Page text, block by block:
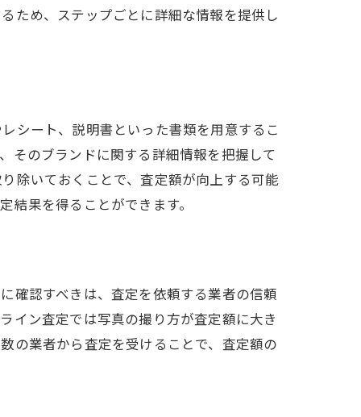
ため、ステップごとに詳細な情報を提供し
シート、説明書といった書類を用意するこ
そのブランドに関する詳細情報を把握して
除いておくことで、査定額が向上する可能
果を得ることができます。
確認すべきは、査定を依頼する業者の信頼
イン査定では写真の撮り方が査定額に大き
の業者から査定を受けることで、査定額の